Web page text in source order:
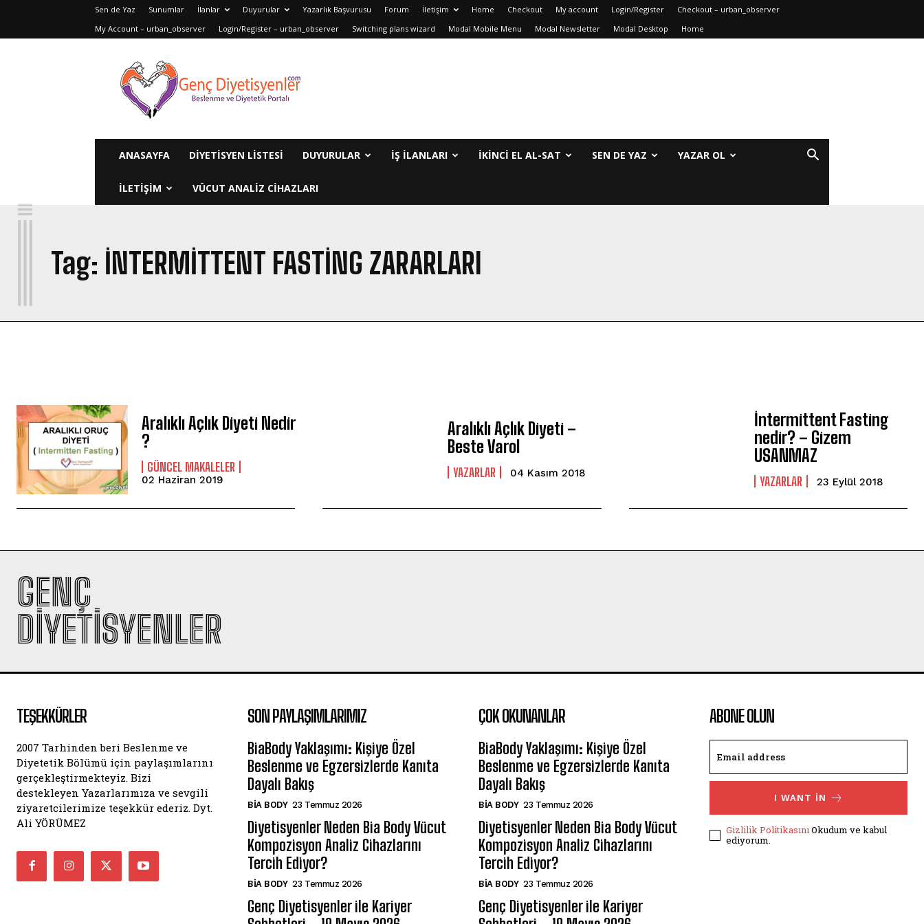
Sen de Yaz Sunumlar İlanlar Duyurular Yazarlık Başvurusu Forum İletişim Home Checkout My account Login/Register
Checkout – urban_observer
My Account – urban_observer
Login/Register – urban_observer Switching plans wizard Modal Mobile Menu Modal Newsletter Modal Desktop Home
Genç
Diyetisyenler
ANASAYFA DIYETISYEN LISTESI DUYURULAR İŞ İLANLARI IKINCI EL AL-SAT SEN DE YAZ YAZAR OL
ILETIŞIM VÜCUT ANALIZ CIHAZLARI
Tag: INTERMITTENT FASTING ZARARLARI
I
Aralıklı Açlık Diyeti Nedir
?
GÜNCEL MAKALELER
02 Haziran 2019
Aralıklı Açlık Diyeti –
Beste Varol
YAZARLAR 04 Kasım 2018
İntermittent Fasting
nedir? – Gizem
USANMAZ
YAZARLAR 23 Eylül 2018
GENÇ
DIYETISYENLER
TEŞEKKÜRLER
2007 Tarhinden beri Beslenme ve
Diyetetik Bölümü için paylaşımlarını
gerçekleştirmekteyiz. Bizi
destekleyen Yazarlarımıza ve sevgili
ziyaretcilerimize teşekkür ederiz. Dyt.
Ali YÖRÜMEZ
SON PAYLAŞIMLARIMIZ
BiaBody Yaklaşımı: Kişiye Özel
Beslenme ve Egzersizlerde Kanıta
Dayalı Bakış
BIA BODY 23 Temmuz 2026
Diyetisyenler Neden Bia Body Vücut
Kompozisyon Analiz Cihazlarını
Tercih Ediyor?
BIA BODY 23 Temmuz 2026
Genç Diyetisyenler ile Kariyer
ÇOK OKUNANLAR
BiaBody Yaklaşımı: Kişiye Özel
Beslenme ve Egzersizlerde Kanıta
Dayalı Bakış
BIA BODY 23 Temmuz 2026
Diyetisyenler Neden Bia Body Vücut
Kompozisyon Analiz Cihazlarını
Tercih Ediyor?
BIA BODY 23 Temmuz 2026
Genç Diyetisyenler ile Kariyer
ABONE OLUN
I WANT IN
Gizlilik PolitikasınıOkudum ve kabul
ediyorum.